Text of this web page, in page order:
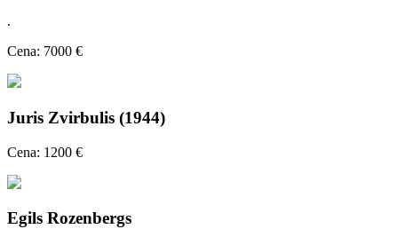
.
Cena: 7000 €
Juris Zvirbulis (1944)
Cena: 1200 €
Egils Rozenbergs